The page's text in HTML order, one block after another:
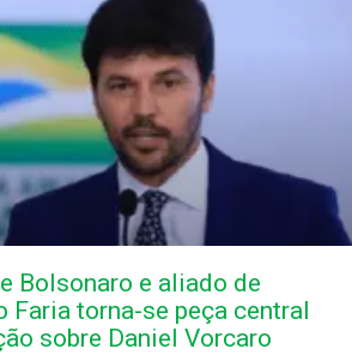
Bolsonaro e aliado de
Faria torna-se peça central
sobre Daniel Vorcaro